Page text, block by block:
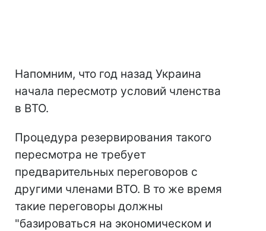
Напомним, что год назад Украина
начала пересмотр условий членства
в ВТО.
Процедура резервирования такого
пересмотра не требует
предварительных переговоров с
другими членами ВТО. В то же время
такие переговоры должны
"базироваться на экономическом и